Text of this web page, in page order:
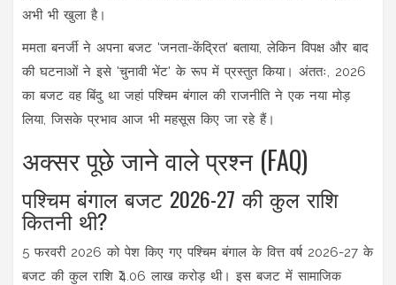
अभी भी खुला है।
ममता बनर्जी ने अपना बजट 'जनता-केंद्रित' बताया, लेकिन विपक्ष और बाद
की घटनाओं ने इसे 'चुनावी भेंट' के रूप में प्रस्तुत किया। अंततः, 2026
का बजट वह बिंदु था जहां पश्चिम बंगाल की राजनीति ने एक नया मोड़
लिया, जिसके प्रभाव आज भी महसूस किए जा रहे हैं।
अक्सर पूछे जाने वाले प्रश्न (FAQ)
पश्चिम बंगाल बजट 2026-27 की कुल राशि
कितनी थी?
5 फरवरी 2026 को पेश किए गए पश्चिम बंगाल के वित्त वर्ष 2026-27 के
बजट की कुल राशि ₹4.06 लाख करोड़ थी। इस बजट में सामाजिक